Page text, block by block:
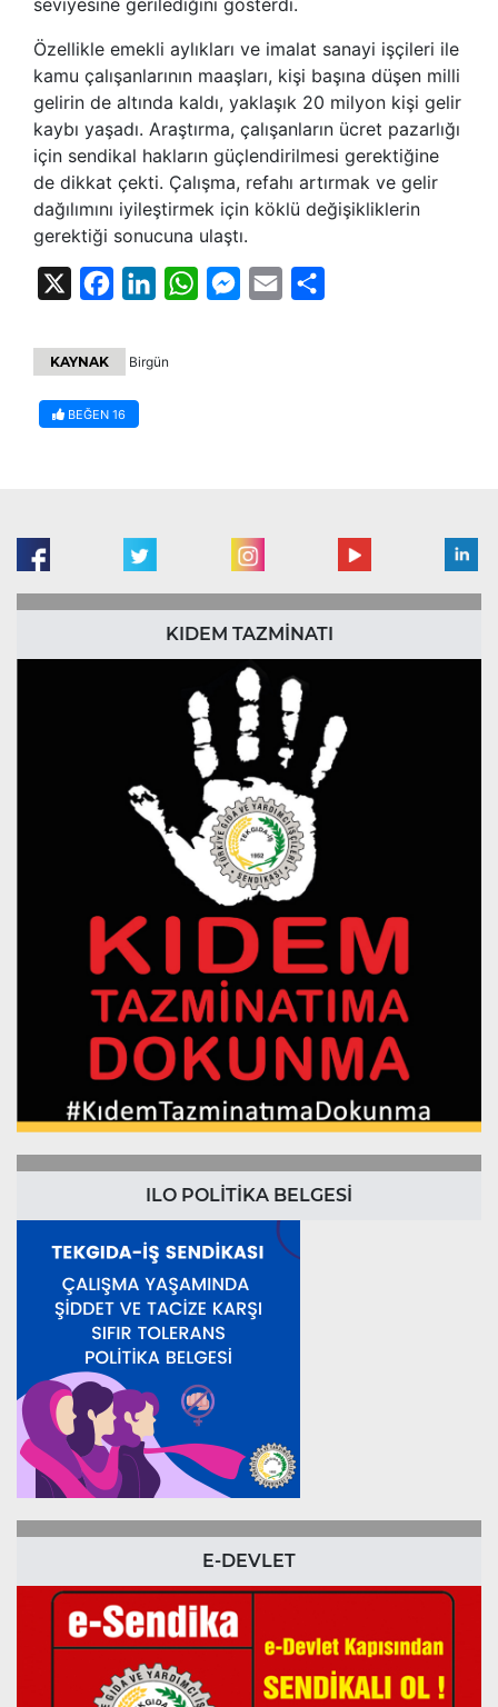
Özellikle emekli aylıkları ve imalat sanayi işçileri ile
kamu çalışanlarının maaşları, kişi başına düşen milli
gelirin de altında kaldı, yaklaşık 20 milyon kişi gelir
kaybı yaşadı. Araştırma, çalışanların ücret pazarlığı
için sendikal hakların güçlendirilmesi gerektiğine
de dikkat çekti. Çalışma, refahı artırmak ve gelir
dağılımını iyileştirmek için köklü değişikliklerin
gerektiği sonucuna ulaştı.
FacebookLinkedInWhatsAppMessenger
Email
KAYNAK Birgün
BEĞEN 16
KIDEM TAZMİNATI
ILO POLİTİKA BELGESİ
E-DEVLET